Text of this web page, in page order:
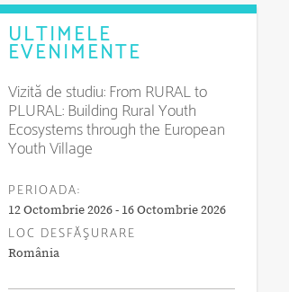
ULTIMELE
EVENIMENTE
Vizită de studiu: From RURAL to
PLURAL: Building Rural Youth
Ecosystems through the European
Youth Village
PERIOADA:
12 Octombrie 2026 - 16 Octombrie 2026
LOC DESFĂŞURARE
România